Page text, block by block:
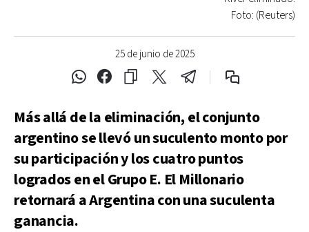
25 de junio de 2025
Foto: (Reuters)
Más allá de la eliminación, el conjunto
argentino se llevó un suculento monto por
su participación y los cuatro puntos
logrados en el Grupo E. El Millonario
retornará a Argentina con una suculenta
ganancia.